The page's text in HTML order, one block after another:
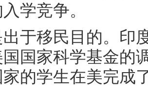
学竞争。
移民目的。印度
国家科学基金的
的学生在美完成